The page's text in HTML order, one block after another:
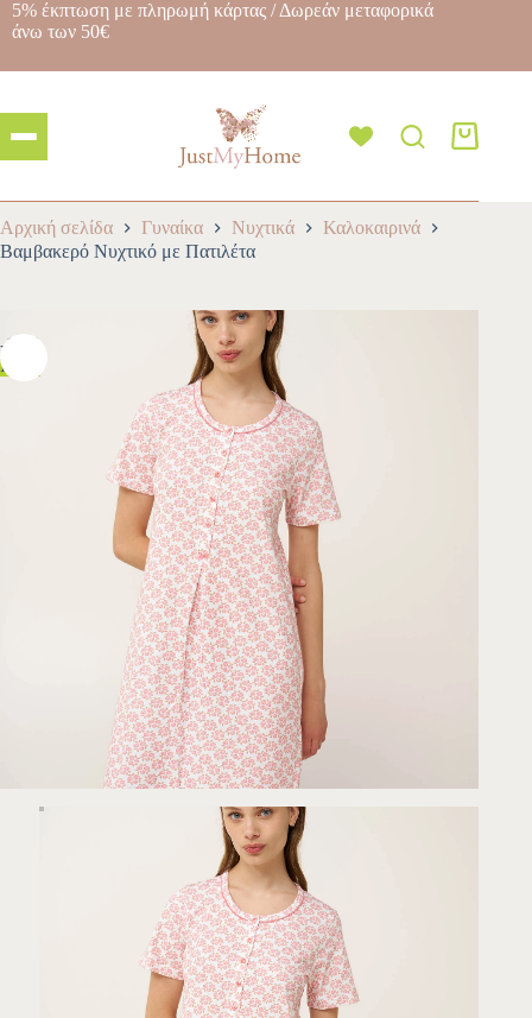
5% έκπτωση με πληρωμή κάρτας / Δωρεάν μεταφορικά
άνω των 50€
Αρχική σελίδα Γυναίκα Νυχτικά
Καλοκαιρινά
Βαμβακερό Νυχτικό με Πατιλέτα
-10%
HOT